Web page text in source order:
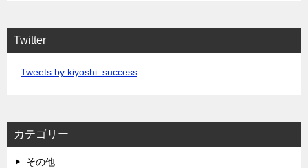
Twitter
Tweets by kiyoshi_success
カテゴリー
その他